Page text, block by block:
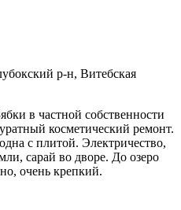
р-н, Витебская
в частной собственности
косметический ремонт.
с плитой. Электричество,
сарай во дворе. До озеро
очень крепкий.